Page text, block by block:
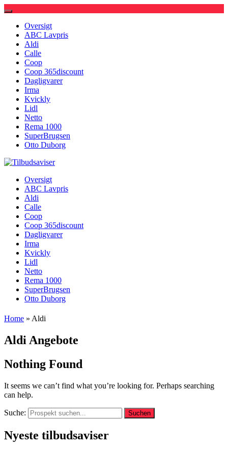
Oversigt
ABC Lavpris
Aldi
Calle
Coop
Coop 365discount
Dagligvarer
Irma
Kvickly
Lidl
Netto
Rema 1000
SuperBrugsen
Otto Duborg
Tilbudsaviser
Oversigt
ABC Lavpris
Aldi
Calle
Coop
Coop 365discount
Dagligvarer
Irma
Kvickly
Lidl
Netto
Rema 1000
SuperBrugsen
Otto Duborg
Home » Aldi
Aldi Angebote
Nothing Found
It seems we can’t find what you’re looking for. Perhaps searching
can help.
Suche: Suchen
Nyeste tilbudsaviser